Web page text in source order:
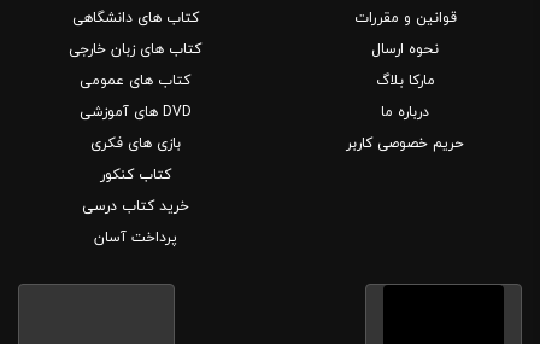
قوانین و مقررات
نحوه ارسال
مارکا بلاگ
درباره ما
حریم خصوصی کاربر
کتاب های دانشگاهی
کتاب های زبان خارجی
کتاب های عمومی
DVD های آموزشی
بازی های فکری
کتاب کنکور
خرید کتاب درسی
پرداخت آسان